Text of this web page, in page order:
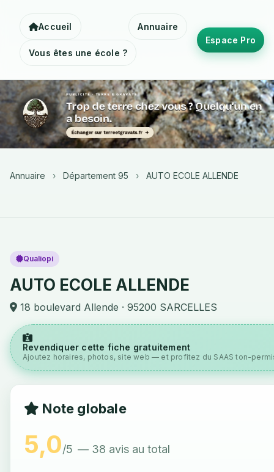
Accueil Annuaire
Vous êtes une école ?
Espace Pro
Annuaire › Département 95 › AUTO ECOLE ALLENDE
Qualiopi
AUTO ECOLE ALLENDE
18 boulevard Allende · 95200 SARCELLES
Revendiquer cette fiche gratuitement
Ajoutez horaires, photos, site web — et profitez du SAAS ton-
Note globale
5,0/5 — 38 avis au total